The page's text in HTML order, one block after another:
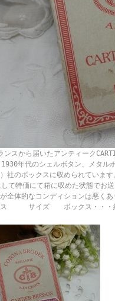
たアンティークCARTIER-
年代のシェルボタン、メタル
社のボックスに収められていま
て特価にて箱に収めた状態でお
全体的なコンディションは悪く
イズ ボックス・・・約